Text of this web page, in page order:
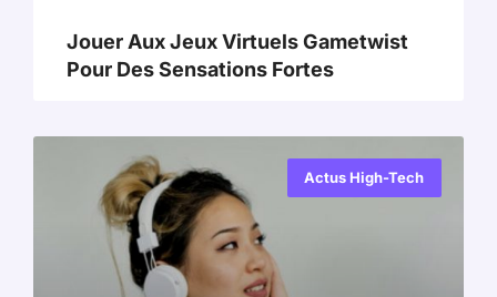
Jouer Aux Jeux Virtuels Gametwist
Pour Des Sensations Fortes
Actus High-Tech